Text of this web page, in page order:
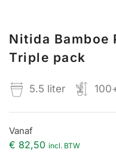
Nitida Bamboe
Triple pack
5.5 liter
Vanaf
€ 82,50 incl. BTW